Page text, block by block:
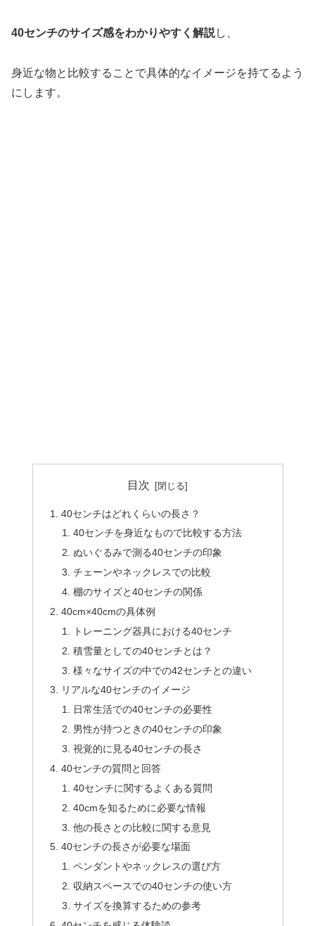
40センチのサイズ感をわかりやすく解説し、
身近な物と比較することで具体的なイメージを持てるよう
にします。
目次
40センチはどれくらいの長さ？
40センチを身近なもので比較する方法
ぬいぐるみで測る40センチの印象
チェーンやネックレスでの比較
棚のサイズと40センチの関係
40cm×40cmの具体例
トレーニング器具における40センチ
積雪量としての40センチとは？
様々なサイズの中での42センチとの違い
リアルな40センチのイメージ
日常生活での40センチの必要性
男性が持つときの40センチの印象
視覚的に見る40センチの長さ
40センチの質問と回答
40センチに関するよくある質問
40cmを知るために必要な情報
他の長さとの比較に関する意見
40センチの長さが必要な場面
ペンダントやネックレスの選び方
収納スペースでの40センチの使い方
サイズを換算するための参考